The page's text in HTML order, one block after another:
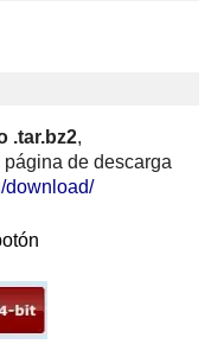
.tar.bz2,
de descarga
download/